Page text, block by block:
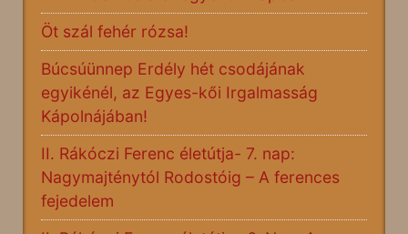
Öt szál fehér rózsa!
Búcsúünnep Erdély hét csodájának
egyikénél, az Egyes-kői Irgalmasság
Kápolnájában!
II. Rákóczi Ferenc életútja- 7. nap:
Nagymajténytól Rodostóig – A ferences
fejedelem